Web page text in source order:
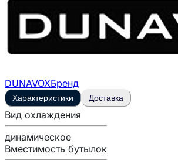
DUNAVOXБренд
Характеристики Доставка
Вид охлаждения
динамическое
Вместимость бутылок